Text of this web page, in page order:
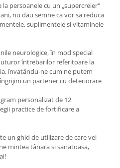
persoanele cu un „supercreier"
nu dau semne ca vor sa reduca
suplimentele si vitaminele
neurologice, în mod special
întrebarilor referitoare la
învatându-ne cum ne putem
un partener cu deteriorare
personalizat de 12
practice de fortificare a
un ghid de utilizare de care vei
mintea tânara si sanatoasa,